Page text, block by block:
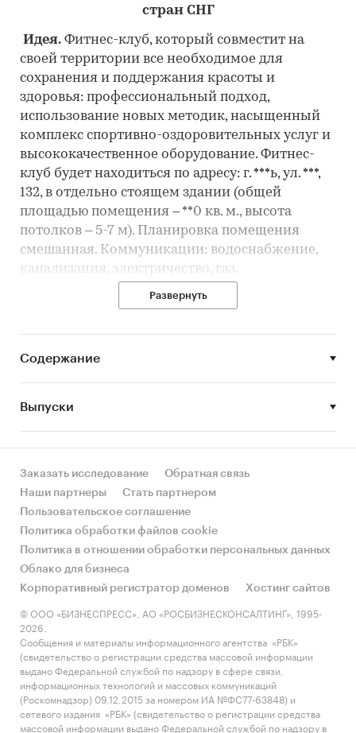
стран СНГ
Идея. Фитнес-клуб, который совместит на
своей территории все необходимое для
сохранения и поддержания красоты и
здоровья: профессиональный подход,
использование новых методик, насыщенный
комплекс спортивно-оздоровительных услуг и
высококачественное оборудование. Фитнес-
клуб будет находиться по адресу: г. ***ь, ул. ***,
132, в отдельно стоящем здании (общей
площадью помещения – **0 кв. м., высота
потолков – 5-7 м). Планировка помещения
смешанная. Коммуникации: водоснабжение,
канализация, электричество, газ.
Объем российского рынка фитнес-
достиг докризисного уровня. В ближайшие
годы рынок будет развиваться за счет сетевых
насчитывается 17 тренажерных залов, объем
продаж абонементов в которых составляет от
100 до 500 штук в месяц.
Конкурентные преимущества.Планируется
открытие самого большого фитнес-клуба в
***и, общая площадь которого составит *** кв. м.
Оборудование в клубе будет представлено
тренажёрами Hammer Strength – это бренд №1
в мире среди силовых тренажёров. В фитнес-
клубе с посетителями будут работать
профессиональные тренеры. Кроме того, для
посетителей клуба доступны уникальная
детская площадка, сауны, спортивное питание
и широкий ассортимент спортивных товаров.
Финансовые показатели проекта.
Развернуть
Содержание
Выпуски
Заказать исследование
Обратная связь
Наши партнеры
Стать партнером
Пользовательское соглашение
Политика обработки файлов cookie
Политика в отношении обработки персональных данных
Облако для бизнеса
Корпоративный регистратор доменов
Хостинг сайтов
© ООО «БИЗНЕСПРЕСС», АО «РОСБИЗНЕСКОНСАЛТИНГ», 1995-
2026.
Сообщения и материалы информационного агентства «РБК»
(свидетельство о регистрации средства массовой информации
выдано Федеральной службой по надзору в сфере связи,
информационных технологий и массовых коммуникаций
(Роскомнадзор) 09.12.2015 за номером ИА №ФС77-63848) и
сетевого издания «РБК» (свидетельство о регистрации средства
массовой информации выдано Федеральной службой по надзору в